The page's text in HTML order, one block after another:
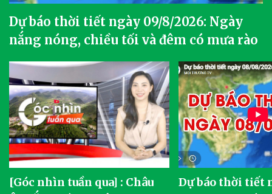
Dự báo thời tiết ngày 09/8/2026: Ngày
nắng nóng, chiều tối và đêm có mưa rào
[Góc nhìn tuần qua] : Châu
Dự báo thời tiết